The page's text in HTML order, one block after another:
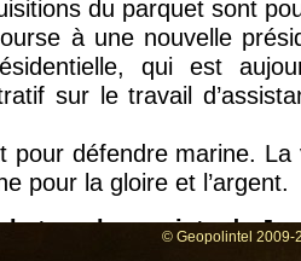
du parquet sont
à une nouvelle
qui est
sur le travail
pour défendre marine.
pour la gloire et l’argent.
le transhumaniste de
© Geopolintel 2009-